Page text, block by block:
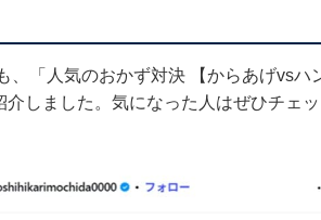
、「人気のおかず対決 【からあげvsハ
しました。気になった人はぜひチェッ